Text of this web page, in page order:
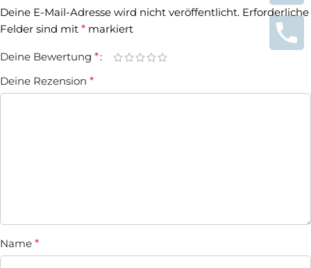
Deine E-Mail-Adresse wird nicht veröffentlicht. Erforderliche
Felder sind mit * markiert
Deine Bewertung *
Deine Rezension *
Name *